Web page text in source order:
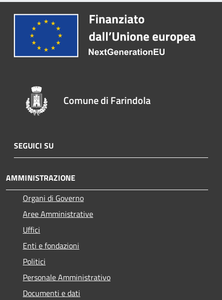
Comune di Farindola
SEGUICI SU
AMMINISTRAZIONE
Organi di Governo
Aree Amministrative
Uffici
Enti e fondazioni
Politici
Personale Amministrativo
Documenti e dati